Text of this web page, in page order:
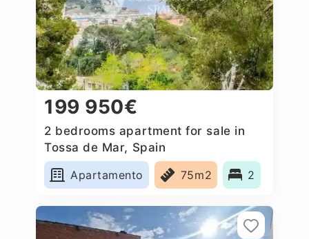
199 950€
2 bedrooms apartment for sale in
Tossa de Mar, Spain
Apartamento
75m2 2